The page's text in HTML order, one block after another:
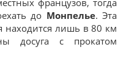
французов, тогда
до Монпелье. Эта
находится лишь в 80 км
досуга с прокатом